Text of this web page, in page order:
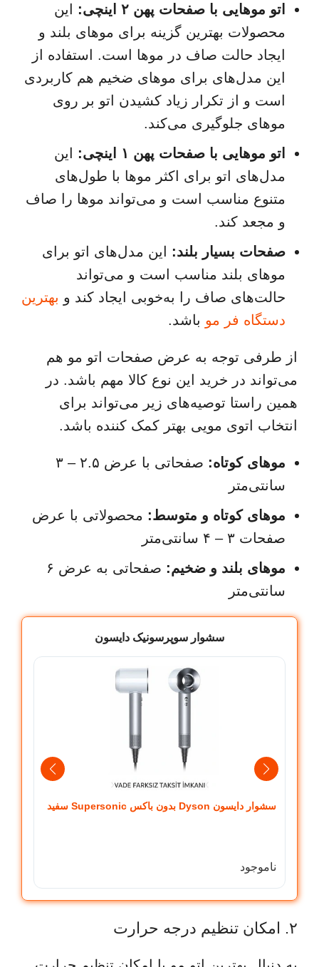
اتو موهایی با صفحات پهن ۲ اینچی:
این
محصولات بهترین گزینه برای موهای بلند و
ایجاد حالت صاف در موها است. استفاده از
این مدل‌های برای موهای ضخیم هم کاربردی
است و از تکرار زیاد کشیدن اتو بر روی
موهای جلوگیری می‌کند.
اتو موهایی با صفحات پهن ۱ اینچی:
این
مدل‌های اتو برای اکثر موها با طول‌های
متنوع مناسب است و می‌تواند موها را صاف
و مجعد کند.
صفحات بسیار بلند: این مدل‌های اتو برای
موهای بلند مناسب است و می‌تواند
حالت‌های صاف را به‌خوبی ایجاد کند و بهترین
دستگاه فر مو باشد.
از طرفی توجه به عرض صفحات اتو مو هم
می‌تواند در خرید این نوع کالا مهم باشد. در
همین راستا توصیه‌های زیر می‌تواند برای
انتخاب اتوی مویی بهتر کمک کننده باشد.
موهای کوتاه:
صفحاتی با عرض ۲.۵ – ۳
سانتی‌متر
موهای کوتاه و متوسط: محصولاتی با عرض
صفحات ۳ – ۴ سانتی‌متر
موهای بلند و ضخیم:
صفحاتی به عرض ۶
سانتی‌متر
سشوار سوپرسونیک دایسون
سشوار دایسون Dyson بدون باکس Supersonic سفید
ناموجود
۲. امکان تنظیم درجه حرارت